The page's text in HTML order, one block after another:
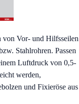
von Vor- und Hilfsseilen
Stahlrohren. Passen
Luftdruck von 0,5-
werden,
und Fixieröse aus